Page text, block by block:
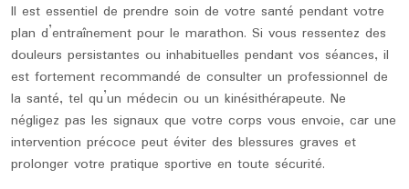
Il est essentiel de prendre soin de votre santé pendant votre
plan d’entraînement pour le marathon. Si vous ressentez des
douleurs persistantes ou inhabituelles pendant vos séances, il
est fortement recommandé de consulter un professionnel de
la santé, tel qu’un médecin ou un kinésithérapeute. Ne
négligez pas les signaux que votre corps vous envoie, car une
intervention précoce peut éviter des blessures graves et
prolonger votre pratique sportive en toute sécurité.